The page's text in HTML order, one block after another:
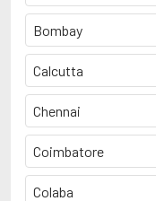
Bombay
Calcutta
Chennai
Coimbatore
Colaba